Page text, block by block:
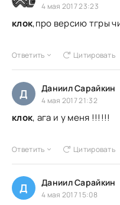
4 мая 2017 23:23
клок,про версию тгры
Ответить Цитировать
Д Даниил Сарайкин
4 мая 2017 21:32
клок, ага и у меня !!!!!!
Ответить Цитировать
Д Даниил Сарайкин
4 мая 2017 15:08